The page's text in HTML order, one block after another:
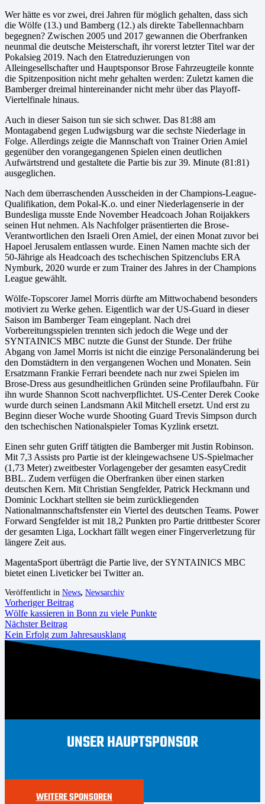
Wer hätte es vor zwei, drei Jahren für möglich gehalten, dass sich
die Wölfe (13.) und Bamberg (12.) als direkte Tabellennachbarn
begegnen? Zwischen 2005 und 2017 gewannen die Oberfranken
neunmal die deutsche Meisterschaft, ihr vorerst letzter Titel war der
Pokalsieg 2019. Nach den Etatreduzierungen von
Alleingesellschafter und Hauptsponsor Brose Fahrzeugteile konnte
die Spitzenposition nicht mehr gehalten werden: Zuletzt kamen die
Bamberger dreimal hintereinander nicht mehr über das Playoff-
Viertelfinale hinaus.
Auch in dieser Saison tun sie sich schwer. Das 81:88 am
Montagabend gegen Ludwigsburg war die sechste Niederlage in
Folge. Allerdings zeigte die Mannschaft von Trainer Orien Amiel
gegenüber den vorangegangenen Spielen einen deutlichen
Aufwärtstrend und gestaltete die Partie bis zur 39. Minute (81:81)
ausgeglichen.
Nach dem überraschenden Ausscheiden in der Champions-League-
Qualifikation, dem Pokal-K.o. und einer Niederlagenserie in der
Bundesliga musste Ende November Headcoach Johan Roijakkers
seinen Hut nehmen. Als Nachfolger präsentierten die Brose-
Verantwortlichen den Israeli Oren Amiel, der einen Monat zuvor bei
Hapoel Jerusalem entlassen wurde. Einen Namen machte sich der
50-Jährige als Headcoach des tschechischen Spitzenclubs ERA
Nymburk, 2020 wurde er zum Trainer des Jahres in der Champions
League gewählt.
Wölfe-Topscorer Jamel Morris dürfte am Mittwochabend besonders
motiviert zu Werke gehen. Eigentlich war der US-Guard in dieser
Saison im Bamberger Team eingeplant. Nach drei
Vorbereitungsspielen trennten sich jedoch die Wege und der
SYNTAINICS MBC nutzte die Gunst der Stunde. Der frühe
Abgang von Jamel Morris ist nicht die einzige Personaländerung bei
den Domstädtern in den vergangenen Wochen und Monaten. Sein
Ersatzmann Frankie Ferrari beendete nach nur zwei Spielen im
Brose-Dress aus gesundheitlichen Gründen seine Profilaufbahn. Für
ihn wurde Shannon Scott nachverpflichtet. US-Center Derek Cooke
wurde durch seinen Landsmann Akil Mitchell ersetzt. Und erst zu
Beginn dieser Woche wurde Shooting Guard Trevis Simpson durch
den tschechischen Nationalspieler Tomas Kyzlink ersetzt.
Einen sehr guten Griff tätigten die Bamberger mit Justin Robinson.
Mit 7,3 Assists pro Partie ist der kleingewachsene US-Spielmacher
(1,73 Meter) zweitbester Vorlagengeber der gesamten easyCredit
BBL. Zudem verfügen die Oberfranken über einen starken
deutschen Kern. Mit Christian Sengfelder, Patrick Heckmann und
Dominic Lockhart stellten sie beim zurückliegenden
Nationalmannschaftsfenster ein Viertel des deutschen Teams. Power
Forward Sengfelder ist mit 18,2 Punkten pro Partie drittbester Scorer
der gesamten Liga, Lockhart fällt wegen einer Fingerverletzung für
längere Zeit aus.
MagentaSport überträgt die Partie live, der SYNTAINICS MBC
bietet einen Liveticker bei Twitter an.
Veröffentlicht in News, Newsarchiv
Vorheriger Beitrag
Wölfe kassieren in Bonn zu viele Punkte
Nächster Beitrag
Kein Erfolg zum Jahresausklang
UNSER HAUPTSPONSOR
WEITERE SPONSOREN